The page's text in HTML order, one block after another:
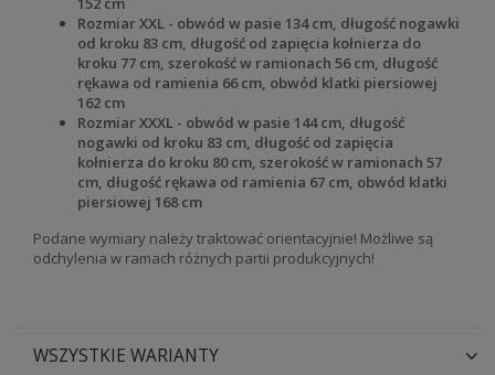
Rozmiar XXL - obwód w pasie 134 cm, długość nogawki
od kroku 83 cm, długość od zapięcia kołnierza do
kroku 77 cm, szerokość w ramionach 56 cm, długość
rękawa od ramienia 66 cm, obwód klatki piersiowej
162 cm
Rozmiar XXXL - obwód w pasie 144 cm, długość
nogawki od kroku 83 cm, długość od zapięcia
kołnierza do kroku 80 cm, szerokość w ramionach 57
cm, długość rękawa od ramienia 67 cm, obwód klatki
piersiowej 168 cm
Podane wymiary należy traktować orientacyjnie! Możliwe są
odchylenia w ramach różnych partii produkcyjnych!
WSZYSTKIE WARIANTY